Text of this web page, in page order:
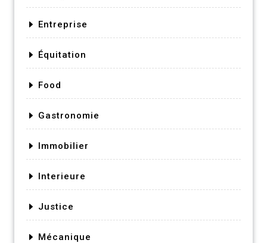
Entreprise
Équitation
Food
Gastronomie
Immobilier
Interieure
Justice
Mécanique